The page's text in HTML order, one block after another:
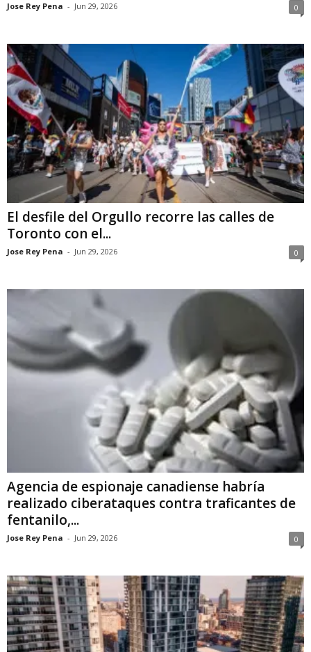
Jose Rey Pena - Jun 29, 2026 0
El desfile del Orgullo recorre las calles de
Toronto con el...
Jose Rey Pena - Jun 29, 2026 0
Agencia de espionaje canadiense habría
realizado ciberataques contra traficantes de
fentanilo,...
Jose Rey Pena - Jun 29, 2026 0